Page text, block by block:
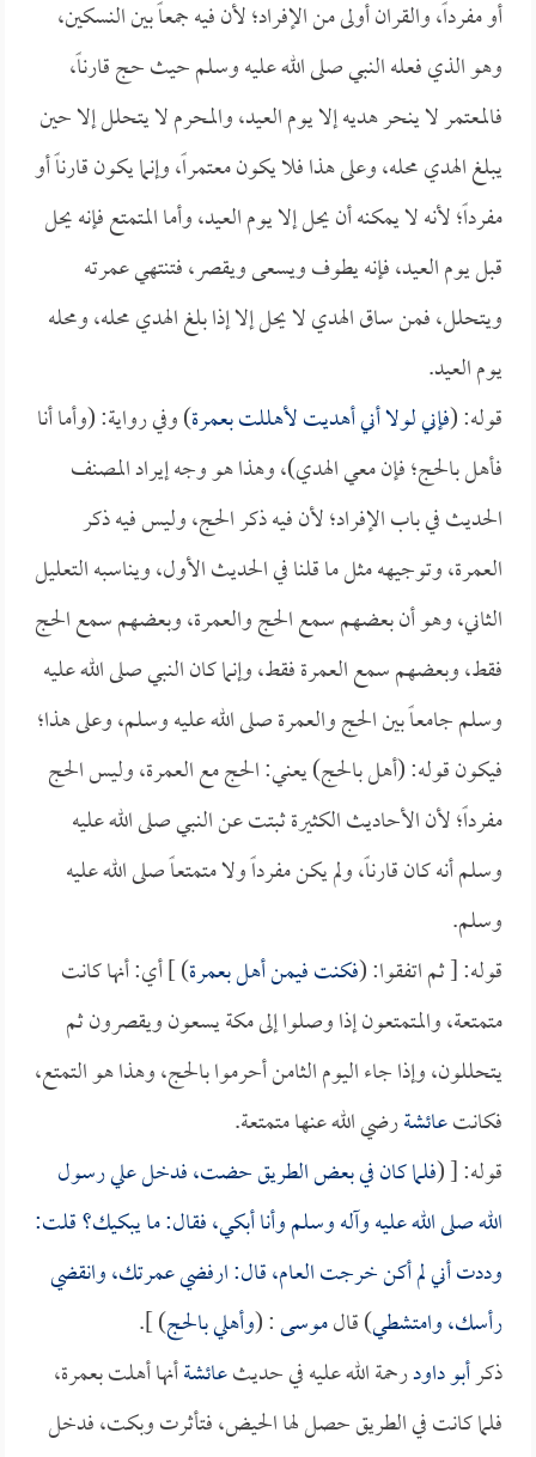
أو مفرداً، والقران أولى من الإفراد؛ لأن فيه جمعاً بين النسكين،
وهو الذي فعله النبي صلى الله عليه وسلم حيث حج قارناً،
فالمعتمر لا ينحر هديه إلا يوم العيد، والمحرم لا يتحلل إلا حين
يبلغ الهدي محله، وعلى هذا فلا يكون معتمراً، وإنما يكون قارناً أو
مفرداً؛ لأنه لا يمكنه أن يحل إلا يوم العيد، وأما المتمتع فإنه يحل
قبل يوم العيد، فإنه يطوف ويسعى ويقصر، فتنتهي عمرته
ويتحلل، فمن ساق الهدي لا يحل إلا إذا بلغ الهدي محله، ومحله
يوم العيد.
قوله: (فإني لولا أني أهديت لأهللت بعمرة) وفي رواية: (وأما أنا
فأهل بالحج؛ فإن معي الهدي)، وهذا هو وجه إيراد المصنف
الحديث في باب الإفراد؛ لأن فيه ذكر الحج، وليس فيه ذكر
العمرة، وتوجيهه مثل ما قلنا في الحديث الأول، ويناسبه التعليل
الثاني، وهو أن بعضهم سمع الحج والعمرة، وبعضهم سمع الحج
فقط، وبعضهم سمع العمرة فقط، وإنما كان النبي صلى الله عليه
وسلم جامعاً بين الحج والعمرة صلى الله عليه وسلم، وعلى هذا؛
فيكون قوله: (أهل بالحج) يعني: الحج مع العمرة، وليس الحج
مفرداً؛ لأن الأحاديث الكثيرة ثبتت عن النبي صلى الله عليه
وسلم أنه كان قارناً، ولم يكن مفرداً ولا متمتعاً صلى الله عليه
وسلم.
قوله: [ ثم اتفقوا: (فكنت فيمن أهل بعمرة) ] أي: أنها كانت
متمتعة، والمتمتعون إذا وصلوا إلى مكة يسعون ويقصرون ثم
يتحللون، وإذا جاء اليوم الثامن أحرموا بالحج، وهذا هو التمتع،
فكانتعائشةرضي الله عنها متمتعة.
قوله: [ (فلما كان في بعض الطريق حضت، فدخل علي رسول
الله صلى الله عليه وآله وسلم وأنا أبكي، فقال: ما يبكيك؟ قلت:
وددت أني لم أكن خرجت العام، قال: ارفضي عمرتك، وانقضي
رأسك، وامتشطي) قالموسى: (وأهلي بالحج) ].
ذكرأبو داودرحمة الله عليه في حديثعائشةأنها أهلت بعمرة،
فلما كانت في الطريق حصل لها الحيض، فتأثرت وبكت، فدخل